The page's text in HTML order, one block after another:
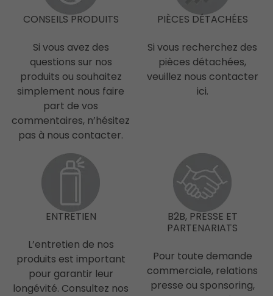
CONSEILS PRODUITS
Si vous avez des
questions sur nos
produits ou souhaitez
simplement nous faire
part de vos
commentaires, n’hésitez
pas à nous contacter.
PIÈCES DÉTACHÉES
Si vous recherchez des
pièces détachées,
veuillez nous contacter
ici.
ENTRETIEN
L’entretien de nos
produits est important
pour garantir leur
longévité. Consultez nos
B2B, PRESSE ET
PARTENARIATS
Pour toute demande
commerciale, relations
presse ou sponsoring,